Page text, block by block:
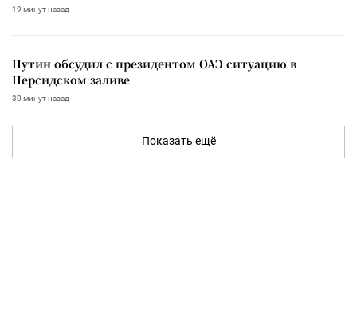
19 минут назад
Путин обсудил с президентом ОАЭ ситуацию в
Персидском заливе
30 минут назад
Показать ещё